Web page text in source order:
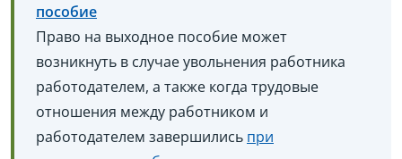
пособие
Право на выходное пособие может
возникнуть в случае увольнения работника
работодателем, а также когда трудовые
отношения между работником и
работодателем завершились при